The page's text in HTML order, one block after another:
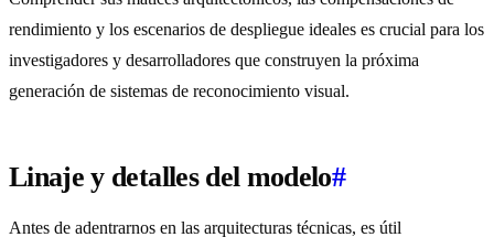
rendimiento y los escenarios de despliegue ideales es crucial para los
investigadores y desarrolladores que construyen la próxima
generación de sistemas de reconocimiento visual.
Linaje y detalles del modelo#
Antes de adentrarnos en las arquitecturas técnicas, es útil